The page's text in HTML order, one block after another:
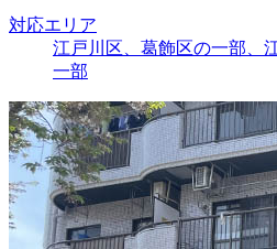
対応エリア
江戸川区、葛飾区の一部、
一部